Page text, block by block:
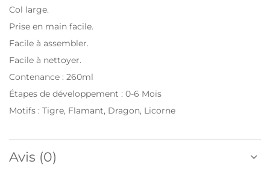
Col large.
Prise en main facile.
Facile à assembler.
Facile à nettoyer.
Contenance : 260ml
Étapes de développement : 0-6 Mois
Motifs : Tigre, Flamant, Dragon, Licorne
Avis (0)